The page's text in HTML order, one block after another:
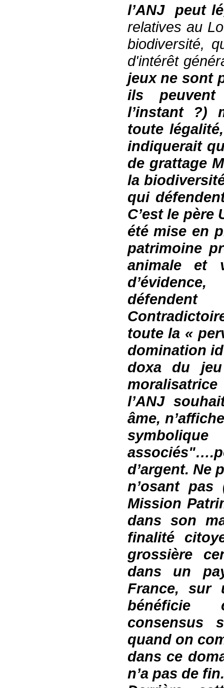
l’ANJpeut
relatives au
biodiversité,
d'intérêt
jeux ne sont
ils
l’instant ?)
toute légalité,
indiquerait
de grattage
la
qui
C’est le père
été mise en
patrimoine
animale et
d’évidence,
toute la «
domination
doxa du
l’ANJ
âme,
associés"
d’argent. Ne
n’osant
Mission
dans son
finalité
grossière
dans un
France, sur
bénéficie
consensus
quand on
dans ce
n’a pas de